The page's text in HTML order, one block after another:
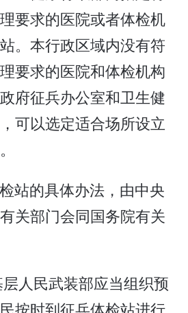
要求的医院或者体检机
。本行政区域内没有符
要求的医院和体检机构
府征兵办公室和卫生健
可以选定适合场所设立
站的具体办法，由中央
关部门会同国务院有关
人民武装部应当组织预
按时到征兵体检站进行